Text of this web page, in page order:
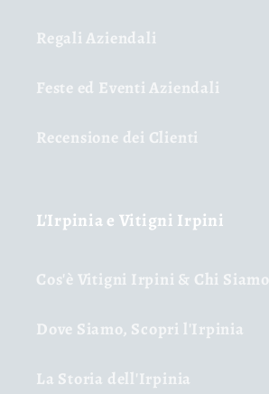
Regali Aziendali
Feste ed Eventi Aziendali
Recensione dei Clienti
L'Irpinia e Vitigni Irpini
Cos'è Vitigni Irpini & Chi Siamo
Dove Siamo, Scopri l'Irpinia
La Storia dell'Irpinia